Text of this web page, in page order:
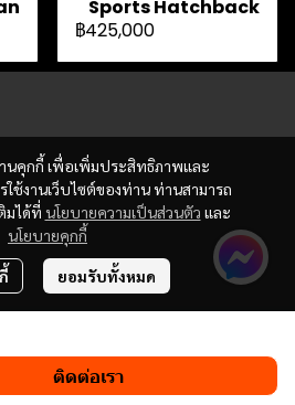
Sports Hatchback
฿425,000
ติดต่อเรา
านคุกกี้ เพื่อเพิ่มประสิทธิภาพและ
ช้งานเว็บไซต์ของท่าน ท่านสามารถ
มได้ที่ นโยบายความเป็นส่วนตัว และ
นโยบายคุกกี้
ยอมรับทั้งหมด
มทั้งหมด818,580
By MakeWebEasy